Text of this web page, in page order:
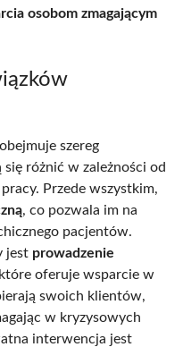
osobom zmagającym
szereg
różnić w zależności od
Przede wszystkim,
, co pozwala im na
pacjentów.
jest prowadzenie
oferuje wsparcie w
swoich klientów,
w kryzysowych
interwencja jest